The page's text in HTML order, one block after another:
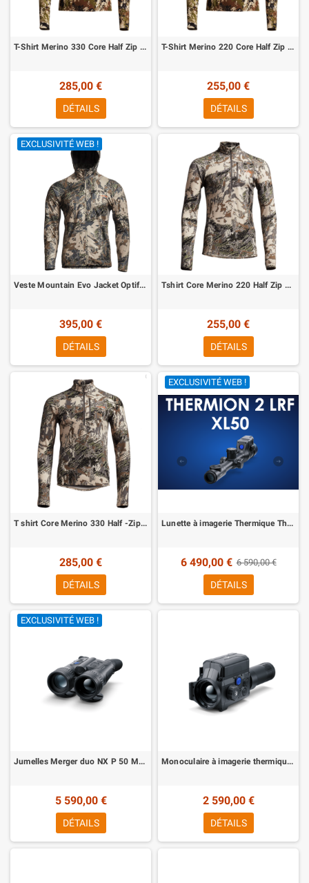
T-Shirt Merino 330 Core Half Zip Optifade Subalpine Sitka
285,00 €
DÉTAILS
T-Shirt Merino 220 Core Half Zip Optifade Subalpine Sitka
255,00 €
DÉTAILS
EXCLUSIVITÉ WEB !
Veste Mountain Evo Jacket Optifade Open Country Sitka
395,00 €
DÉTAILS
Tshirt Core Merino 220 Half Zip Optifade Open Country Sitka
255,00 €
DÉTAILS
T shirt Core Merino 330 Half -Zip Optifade Open Country Sitka
285,00 €
DÉTAILS
EXCLUSIVITÉ WEB !
Lunette à imagerie Thermique Thermion 2 LRF XL50 télémètre intégré Pulsar
6 490,00 € 6 590,00 €
DÉTAILS
EXCLUSIVITÉ WEB !
Jumelles Merger duo NX P 50 Multi canaux à vision thermique et nocturne Pulsar
5 590,00 €
DÉTAILS
Monoculaire à imagerie thermique Xrypton 2 XQ35 Pulsar
2 590,00 €
DÉTAILS